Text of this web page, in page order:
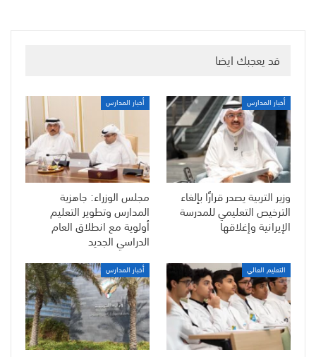
قد يعجبك ايضا
أخبار المدارس
وزير التربية يصدر قرارًا بإلغاء
الترخيص التعليمي للمدرسة
الإيرانية وإغلاقها
أخبار المدارس
مجلس الوزراء: جاهزية
المدارس وتطوير التعليم
أولوية مع انطلاق العام
الدراسي الجديد
التعليم العالي أخبار المدارس